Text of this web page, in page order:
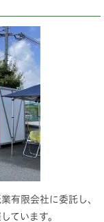
有限会社に委託し、
ています。